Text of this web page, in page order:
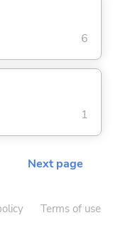
6
1
Next page
Terms of use